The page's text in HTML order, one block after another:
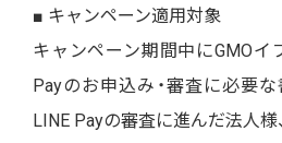
■ キャンペーン適用対象
キャンペーン期間中にGMOイ
Payのお申込み・審査に必要な
LINE Payの審査に進んだ法人